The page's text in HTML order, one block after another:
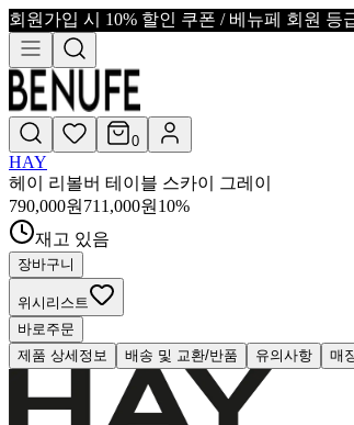
회원가입 시 10% 할인 쿠폰 / 베뉴페 회원 등
0
HAY
헤이 리볼버 테이블 스카이 그레이
790,000원 711,000원 10%
재고 있음
장바구니
위시리스트
바로주문
제품 상세정보
배송 및 교환/반품 유의사항 매